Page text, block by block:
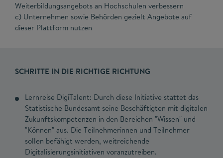
Weiterbildungsangebots an Hochschulen verbessern
c) Unternehmen sowie Behörden gezielt Angebote auf
dieser Plattform nutzen
SCHRITTE IN DIE RICHTIGE RICHTUNG
Lernreise DigiTalent: Durch diese Initiative stattet das
Statistische Bundesamt seine Beschäftigten mit digitalen
Zukunftskompetenzen in den Bereichen "Wissen" und
"Können" aus. Die Teilnehmerinnen und Teilnehmer
sollen befähigt werden, weitreichende
Digitalisierungsinitiativen voranzutreiben.